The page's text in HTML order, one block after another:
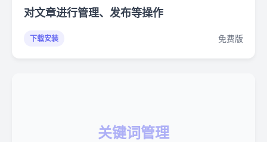
对文章进行管理、发布等操作
下载安装 免费版
关键词管理